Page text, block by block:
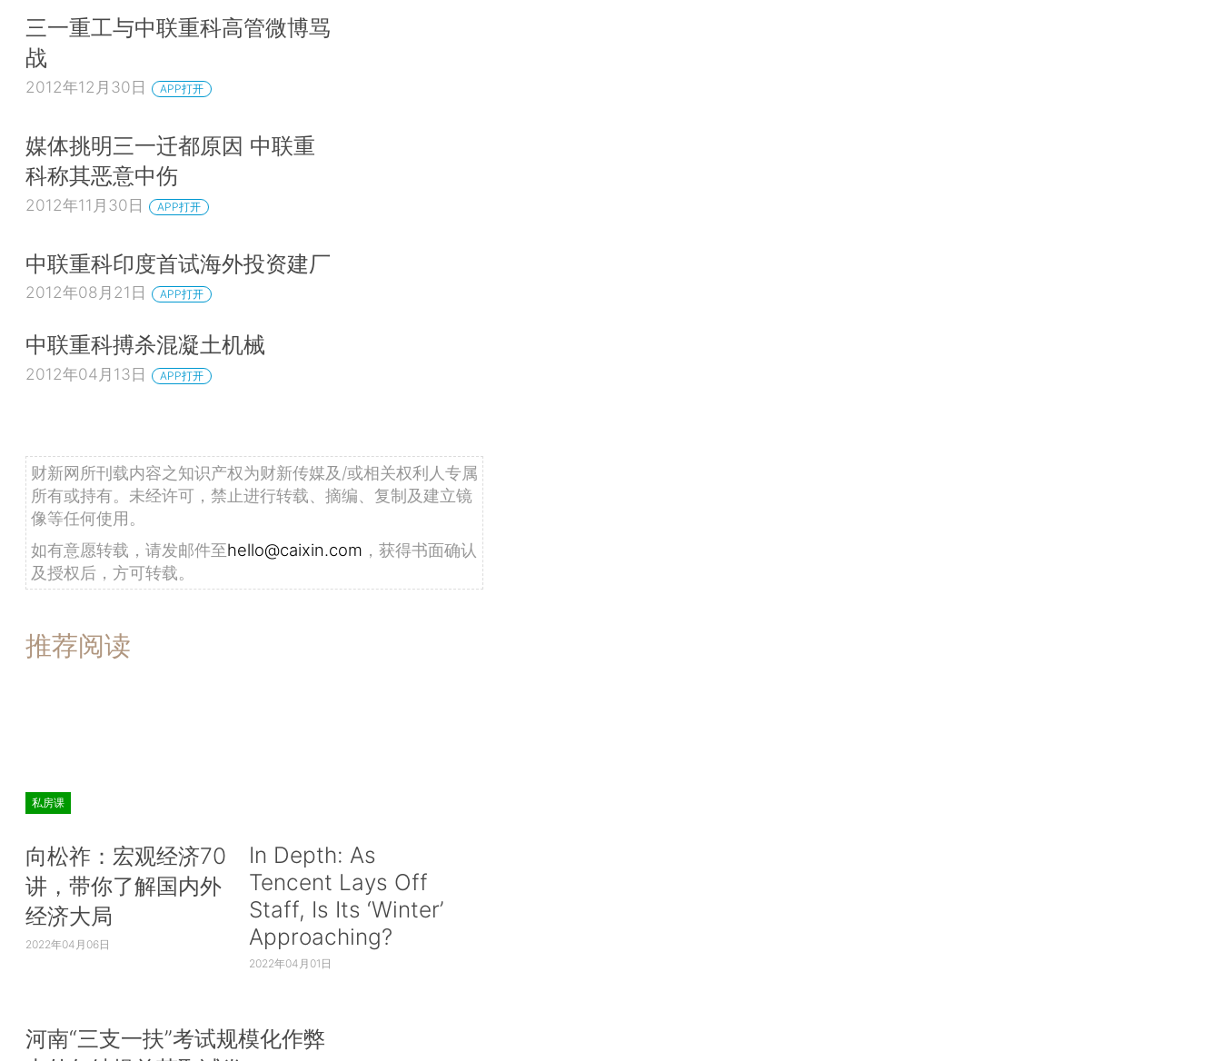
三一重工与中联重科高管微博骂
战
2012年12月30日 APP打开
媒体挑明三一迁都原因 中联重
科称其恶意中伤
2012年11月30日 APP打开
中联重科印度首试海外投资建厂
2012年08月21日 APP打开
中联重科搏杀混凝土机械
2012年04月13日 APP打开
财新网所刊载内容之知识产权为财新传媒及/或相关权利人专属
所有或持有。未经许可，禁止进行转载、摘编、复制及建立镜
像等任何使用。
如有意愿转载，请发邮件至hello@caixin.com ，获得书面确认
及授权后，方可转载。
推荐阅读
私房课
向松祚：宏观经济70
讲，带你了解国内外
经济大局
2022年04月06日
In Depth: As
Tencent Lays Off
Staff, Is Its ‘Winter’
Approaching?
2022年04月01日
河南“三支一扶”考试规模化作弊